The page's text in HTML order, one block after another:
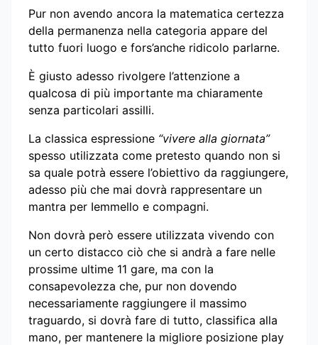
Pur non avendo ancora la matematica certezza
della permanenza nella categoria appare del
tutto fuori luogo e fors’anche ridicolo parlarne.
È giusto adesso rivolgere l’attenzione a
qualcosa di più importante ma chiaramente
senza particolari assilli.
La classica espressione “vivere alla giornata”
spesso utilizzata come pretesto quando non si
sa quale potrà essere l’obiettivo da raggiungere,
adesso più che mai dovrà rappresentare un
mantra per Iemmello e compagni.
Non dovrà però essere utilizzata vivendo con
un certo distacco ciò che si andrà a fare nelle
prossime ultime 11 gare, ma con la
consapevolezza che, pur non dovendo
necessariamente raggiungere il massimo
traguardo, si dovrà fare di tutto, classifica alla
mano, per mantenere la migliore posizione play